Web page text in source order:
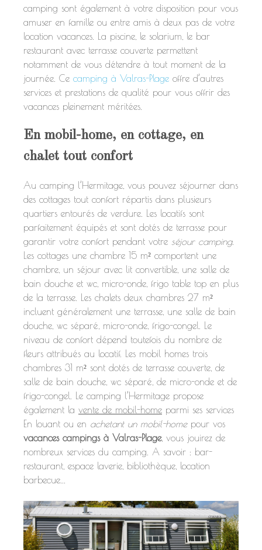
camping sont également à votre disposition pour vous
amuser en famille ou entre amis à deux pas de votre
location vacances. La piscine, le solarium, le bar
restaurant avec terrasse couverte permettent
notamment de vous détendre à tout moment de la
journée. Ce camping à Valras-Plage offre d’autres
services et prestations de qualité pour vous offrir des
vacances pleinement méritées.
En mobil-home, en cottage, en
chalet tout confort
Au camping l’Hermitage, vous pouvez séjourner dans
des cottages tout confort répartis dans plusieurs
quartiers entourés de verdure. Les locatifs sont
parfaitement équipés et sont dotés de terrasse pour
garantir votre confort pendant votre séjour camping.
Les cottages une chambre 15 m² comportent une
chambre, un séjour avec lit convertible, une salle de
bain douche et wc, micro-onde, frigo table top en plus
de la terrasse. Les chalets deux chambres 27 m²
incluent généralement une terrasse, une salle de bain
douche, wc séparé, micro-onde, frigo-congel. Le
niveau de confort dépend toutefois du nombre de
fleurs attribués au locatif. Les mobil homes trois
chambres 31 m² sont dotés de terrasse couverte, de
salle de bain douche, wc séparé, de micro-onde et de
frigo-congel. Le camping l’Hermitage propose
également la vente de mobil-home parmi ses services
En louant ou en achetant un mobil-homepour vos
vacances campings à Valras-Plage, vous jouirez de
nombreux services du camping. A savoir : bar-
restaurant, espace laverie, bibliothèque, location
barbecue...